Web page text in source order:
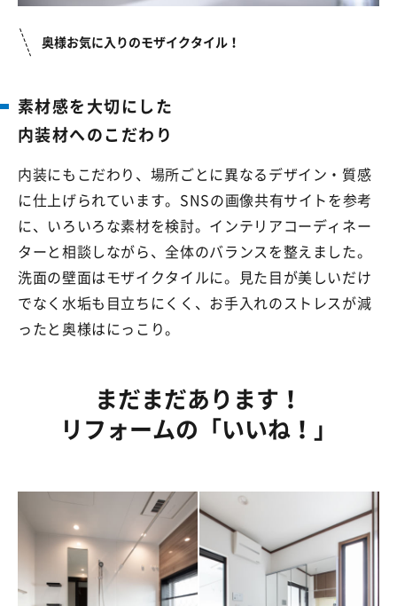
奥様お気に入りのモザイクタイル！
素材感を大切にした
内装材へのこだわり
内装にもこだわり、場所ごとに異なるデザイン・質感
に仕上げられています。SNSの画像共有サイトを参考
に、いろいろな素材を検討。インテリアコーディネー
ターと相談しながら、全体のバランスを整えました。
洗面の壁面はモザイクタイルに。見た目が美しいだけ
でなく水垢も目立ちにくく、お手入れのストレスが減
ったと奥様はにっこり。
まだまだあります！
リフォームの 「いいね！」